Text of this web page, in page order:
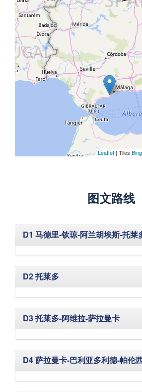
Leaflet | Tiles Bing
图文路线
隐藏
D1 马德里-钦琼-阿兰胡埃斯-托莱
隐藏
D2 托莱多
隐藏
D3 托莱多-阿维拉-萨拉曼卡
隐藏
D4 萨拉曼卡-巴利亚多利德-帕伦